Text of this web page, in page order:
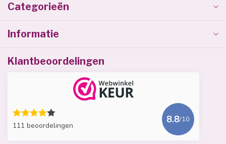
Categorieën
Informatie
Klantbeoordelingen
111 beoordelingen
8.8/10